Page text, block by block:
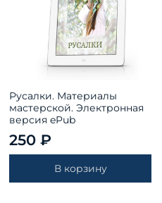
Русалки. Материалы
мастерской. Электронная
версия ePub
250 ₽
В корзину